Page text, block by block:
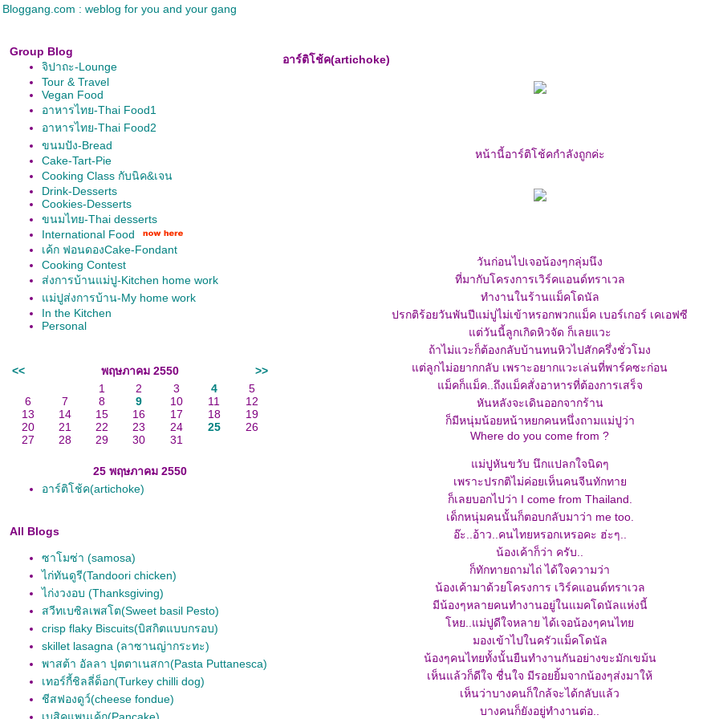
Bloggang.com : weblog for you and your gang
Group Blog
จิปาถะ-Lounge
Tour & Travel
Vegan Food
อาหารไทย-Thai Food1
อาหารไทย-Thai Food2
ขนมปัง-Bread
Cake-Tart-Pie
Cooking Class กับนิค&เจน
Drink-Desserts
Cookies-Desserts
ขนมไทย-Thai desserts
International Food
เค้ก ฟอนดองCake-Fondant
Cooking Contest
ส่งการบ้านแม่ปู-Kitchen home work
ม่ปูส่งการบ้าน-My home work
In the Kitchen
Personal
<< พฤษภาคม 2550
>>
1
2 3 4
5
6
7 8 9 10 11
12
13
14 15 16 17 18
19
20
21 22 23 24 25
26
27
28 29 30 31
25 พฤษภาคม 2550
อาร์ติโช้ค(artichoke)
All Blogs
ซาโมซ่า (samosa)
ไก่ทันดูรี(Tandoori chicken)
ไก่งวงอบ (Thanksgiving)
สวีทเบซิลเพสโต(Sweet basil Pesto)
crisp flaky Biscuits(บิสกิตแบบกรอบ)
skillet lasagna (ลาซานญ่ากระทะ)
พาสต้า อัลลา ปุตตาเนสกา(Pasta Puttanesca)
เทอร์กี้ชิลลี่ด็อก(Turkey chilli dog)
ชีสฟองดูว์(cheese fondue)
อาร์ติโช้ค(artichoke)
หน้านี้อาร์ติโช้คกำลังถูกค่ะ
วันก่อนไปเจอน้องๆกลุ่มนึง
ที่มากับโครงการเวิร์คแอนด์ทราเวล
ทำงานในร้านแม็คโดนัล
ปรกติร้อยวันพันปีแม่ปูไม่เข้าหรอกพวกแม็ค เบอร์เกอร์ เคเอฟซี
ต่วันนี้ลูกเกิดหิวจัด ก็เลยแวะ
ถ้าไม่แวะก็ต้องกลับบ้านทนหิวไปสักครึ่งชั่วโมง
ต่ลูกไม่อยากกลับ เพราะอยากแวะเล่นที่พาร์คซะก่อน
ม็คก็แม็ค..ถึงแม็คสั่งอาหารที่ต้องการเสร็จ
หันหลังจะเดินออกจากร้าน
ก็มีหนุ่มน้อยหน้าหยกคนหนึ่งถามแม่ปูว่า
Where do you come from ?
ม่ปูหันขวับ นึกแปลกใจนิดๆ
เพราะปรกติไม่ค่อยเห็นคนจีนทักทา
ก็เลยบอกไปว่า I come from Thailand.
เด็กหนุ่มคนนั้นก็ตอบกลับมาว่า me too.
อ๊ะ..อ้าว..คนไทยหรอกเหรอคะ ฮ่ะๆ..
น้องเค้าก็ว่า ครับ..
ก็ทักทายถามไถ่ ได้ใจความว่า
น้องเค้ามาด้วยโครงการ เวิร์คแอนด์ทราเวล
มีน้องๆหลายคนทำงานอยู่ในแมคโดนัลแห่งนี้
หย..แม่ปูดีใจหลาย ได้เจอน้องๆคนไท
มองเข้าไปในครัวแม็คโดนัล
น้องๆคนไทยทั้งนั้นยืนทำงานกันอย่างขะมักเขม้น
เห็นแล้วก็ดีใจ ชื่นใจ มีรอยยิ้มจากน้องๆส่งมาให้
เห็นว่าบางคนก็ใกล้จะได้กลับแล้ว
บางคนก็ยังอยู่ทำงานต่อ..